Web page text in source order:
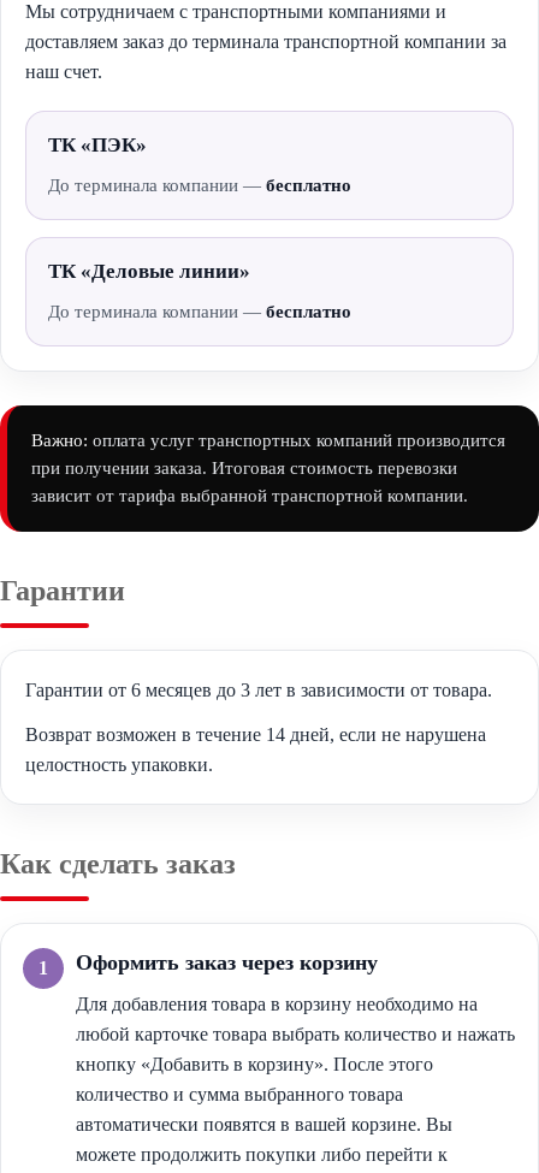
Мы сотрудничаем с транспортными компаниями и
доставляем заказ до терминала транспортной компании за
наш счет.
ТК «ПЭК»
До терминала компании — бесплатно
ТК «Деловые линии»
До терминала компании — бесплатно
Важно: оплата услуг транспортных компаний производится
при получении заказа. Итоговая стоимость перевозки
зависит от тарифа выбранной транспортной компании.
Гарантии
Гарантии от 6 месяцев до 3 лет в зависимости от товара.
Возврат возможен в течение 14 дней, если не нарушена
целостность упаковки.
Как сделать заказ
Оформить заказ через корзину
Для добавления товара в корзину необходимо на
любой карточке товара выбрать количество и нажать
кнопку «Добавить в корзину». После этого
количество и сумма выбранного товара
автоматически появятся в вашей корзине. Вы
можете продолжить покупки либо перейти к